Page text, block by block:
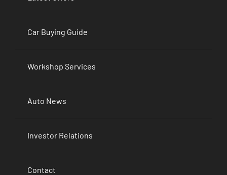
Car Buying Guide
Workshop Services
Auto News
Investor Relations
Contact